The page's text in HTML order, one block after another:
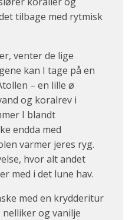
tilbage med rytmisk
venter de lige
kan I tage på en
– en lille ø
og koralrev i
I blandt
endda med
varmer jeres ryg.
hvor alt andet
med i det lune hav.
med en krydderitur
nelliker og vanilje